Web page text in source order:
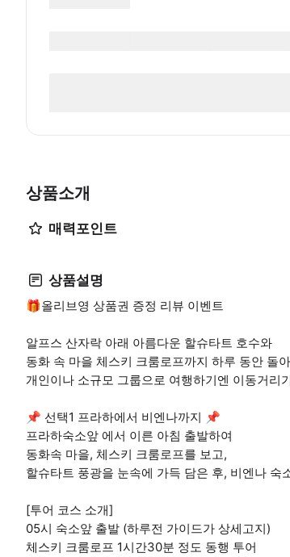
상품소개
매력포인트
상품설명
🎁올리브영 상품권 증정 리뷰 이벤트
알프스 산자락 아래 아름다운 할슈타트 호수와
동화 속 마을 체스키 크룸로프까지 하루 동안 돌
개인이나 소규모 그룹으로 여행하기엔 이동거리
📌 선택1 프라하에서 비엔나까지 📌
프라하숙소앞 에서 이른 아침 출발하여
동화속 마을, 체스키 크룸로프를 보고,
할슈타트 풍광을 눈속에 가득 담은 후, 비엔나 숙
[투어 코스 소개]
05시 숙소앞 출발 (하루전 가이드가 상세고지)
체스키 크룸로프 1시간30분 정도 동행 투어